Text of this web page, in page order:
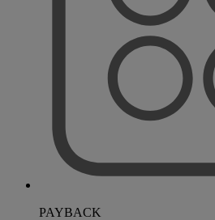
PAYBACK